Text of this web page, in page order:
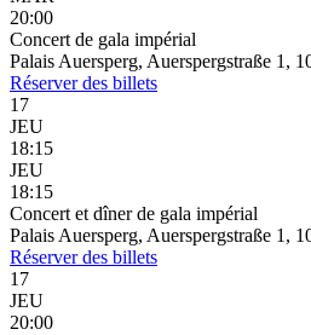
20:00
Concert de gala impérial
Palais Auersperg, Auerspergstraße 1,
Réserverdes billets
17
JEU
18:15
JEU
18:15
Concert et dîner de gala impérial
Palais Auersperg, Auerspergstraße 1,
Réserverdes billets
17
JEU
20:00